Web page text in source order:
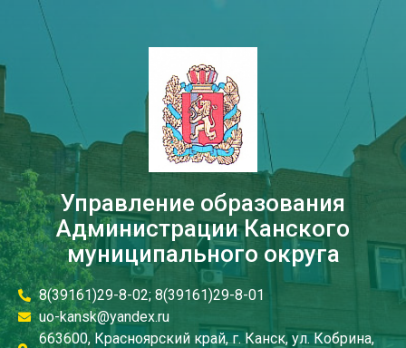
Управление образования
Администрации Канского
муниципального округа
8(39161)29-8-02; 8(39161)29-8-01
uo-kansk@yandex.ru
663600, Красноярский край, г. Канск, ул. Кобрина,